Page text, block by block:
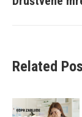
Related